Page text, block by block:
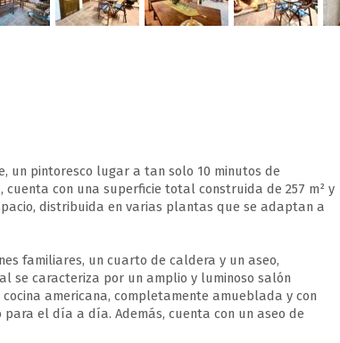
un pintoresco lugar a tan solo 10 minutos de
con una superficie total construida de 257 m² y
distribuida en varias plantas que se adaptan a
familiares, un cuarto de caldera y un aseo,
se caracteriza por un amplio y luminoso salón
americana, completamente amueblada y con
el día a día. Además, cuenta con un aseo de